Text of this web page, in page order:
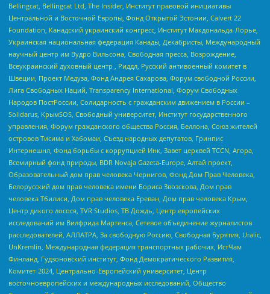
Bellingcat, Bellingcat Ltd, The Insider, Институт правовой инициативы
Центральной и Восточной Европы, Фонд Открытой Эстонии, Calvert 22
Foundation, Канадский украинский конгресс, Институт Макдональда-Лорье,
Украинская национальная федерация Канады, Декабристы, Международный
научный центр им Вудро Вильсона, Свободная пресса, Возрождение,
Всеукраинский духовный центр , Риддл, Русский антивоенный комитет в
Швеции, Проект Медуза, Фонд Андрея Сахарова, Форум свободной России,
Лига Свободных Наций, Transparеncy International, Форум Свободных
Народов ПостРоссии, Солидарность с гражданским движением в России –
Solidarus, КрымSOS, Свободный университет, Институт государственного
управления, Форум гражданского общества Россия, Беллона, Союз жителей
островов Тисима и Хабомаи, Съезд народных депутатов, Гринпис
Интернешнл, Фонд борьбы с коррупцией Инк, Завет церквей TCCN, Агора,
Всемирный фонд природы, BDR Novaja Gazeta-Europe, Алтай проект,
Образовательный дом прав человека Чернигов, Фонд Дом Прав Человека,
Белорусский дом прав человека имени Бориса Звозскова, Дом прав
человека Тбилиси, Дом прав человека Ереван, Дом прав человека Крым,
Центр дикого лосося, TVR Studios, ТВ Дождь, Центр европейских
исследований им Вилфрида Мартенса, Сетевое объединение журналистов
расследователей, АЛЛАТРА, За свободную Россию, Свободная Бурятия, Uralic,
UnKremlin, Международная федерация транспортных рабочих, ИстЧам
Финланд, Гудзоновский институт, Фонд Демократического Развития,
Комитет-2024, Центрально-Европейский университет, Центр
восточноевропейских и международных исследований, Общество